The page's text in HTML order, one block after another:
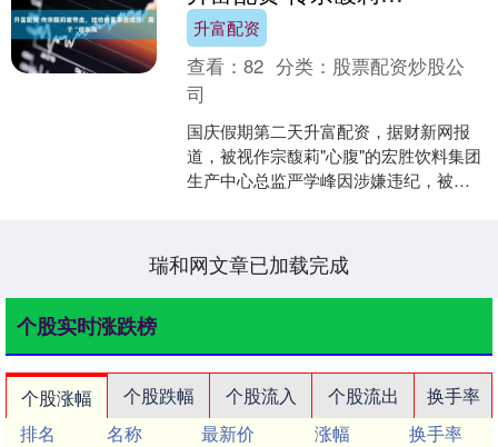
升富配资
查看：82 分类： 股票配资炒股公
司
国庆假期第二天升富配资，据财新网报
道，被视作宗馥莉"心腹"的宏胜饮料集团
生产中心总监严学峰因涉嫌违纪，被杭
瑞和网文章已加载完成
个股实时涨跌榜
个股涨幅 个股跌幅 个股流入 个股流出
换手率
排名
名称 最新价 涨幅
换手率